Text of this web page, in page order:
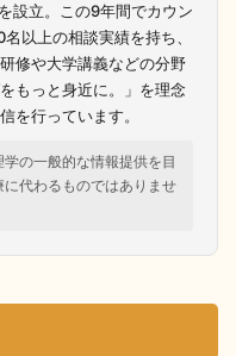
設立。この9年間でカウン
以上の相談実績を持ち、
修や大学講義などの分野
もっと身近に。」を理念
を行っています。
の一般的な情報提供を目
代わるものではありませ